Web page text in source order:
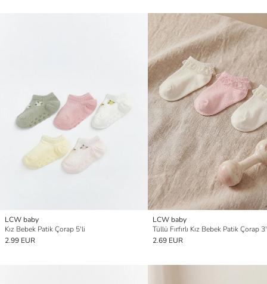
LCW baby
Kız Bebek Patik Çorap 5'li
2.99 EUR
LCW baby
Tüllü Fırfırlı Kız Bebek Patik Çorap
2.69 EUR